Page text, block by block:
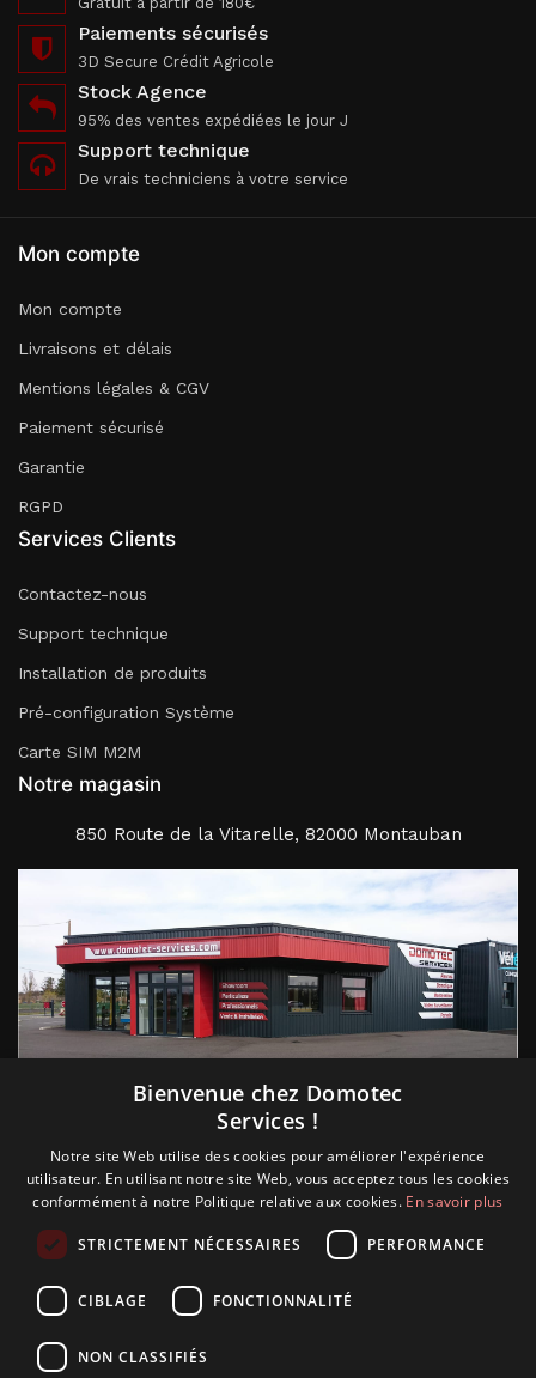
Paiements sécurisés
3D Secure Crédit Agricole
Stock Agence
95% des ventes expédiées le jour J
Support technique
De vrais techniciens à votre service
Mon compte
Mon compte
Livraisons et délais
Mentions légales & CGV
Paiement sécurisé
Garantie
RGPD
Services Clients
Contactez-nous
Support technique
Installation de produits
Pré-configuration Système
Carte SIM M2M
Notre magasin
850 Route de la Vitarelle, 82000 Montauban
Suivez nous
Bienvenue chez Domotec
Services !
Notre site Web utilise des cookies pour améliorer l'expérience
utilisateur. En utilisant notre site Web, vous acceptez tous les cookies
conformément à notre Politique relative aux cookies. En savoir plus
STRICTEMENT NÉCESSAIRES PERFORMANCE
CIBLAGE FONCTIONNALITÉ
NON CLASSIFIÉS